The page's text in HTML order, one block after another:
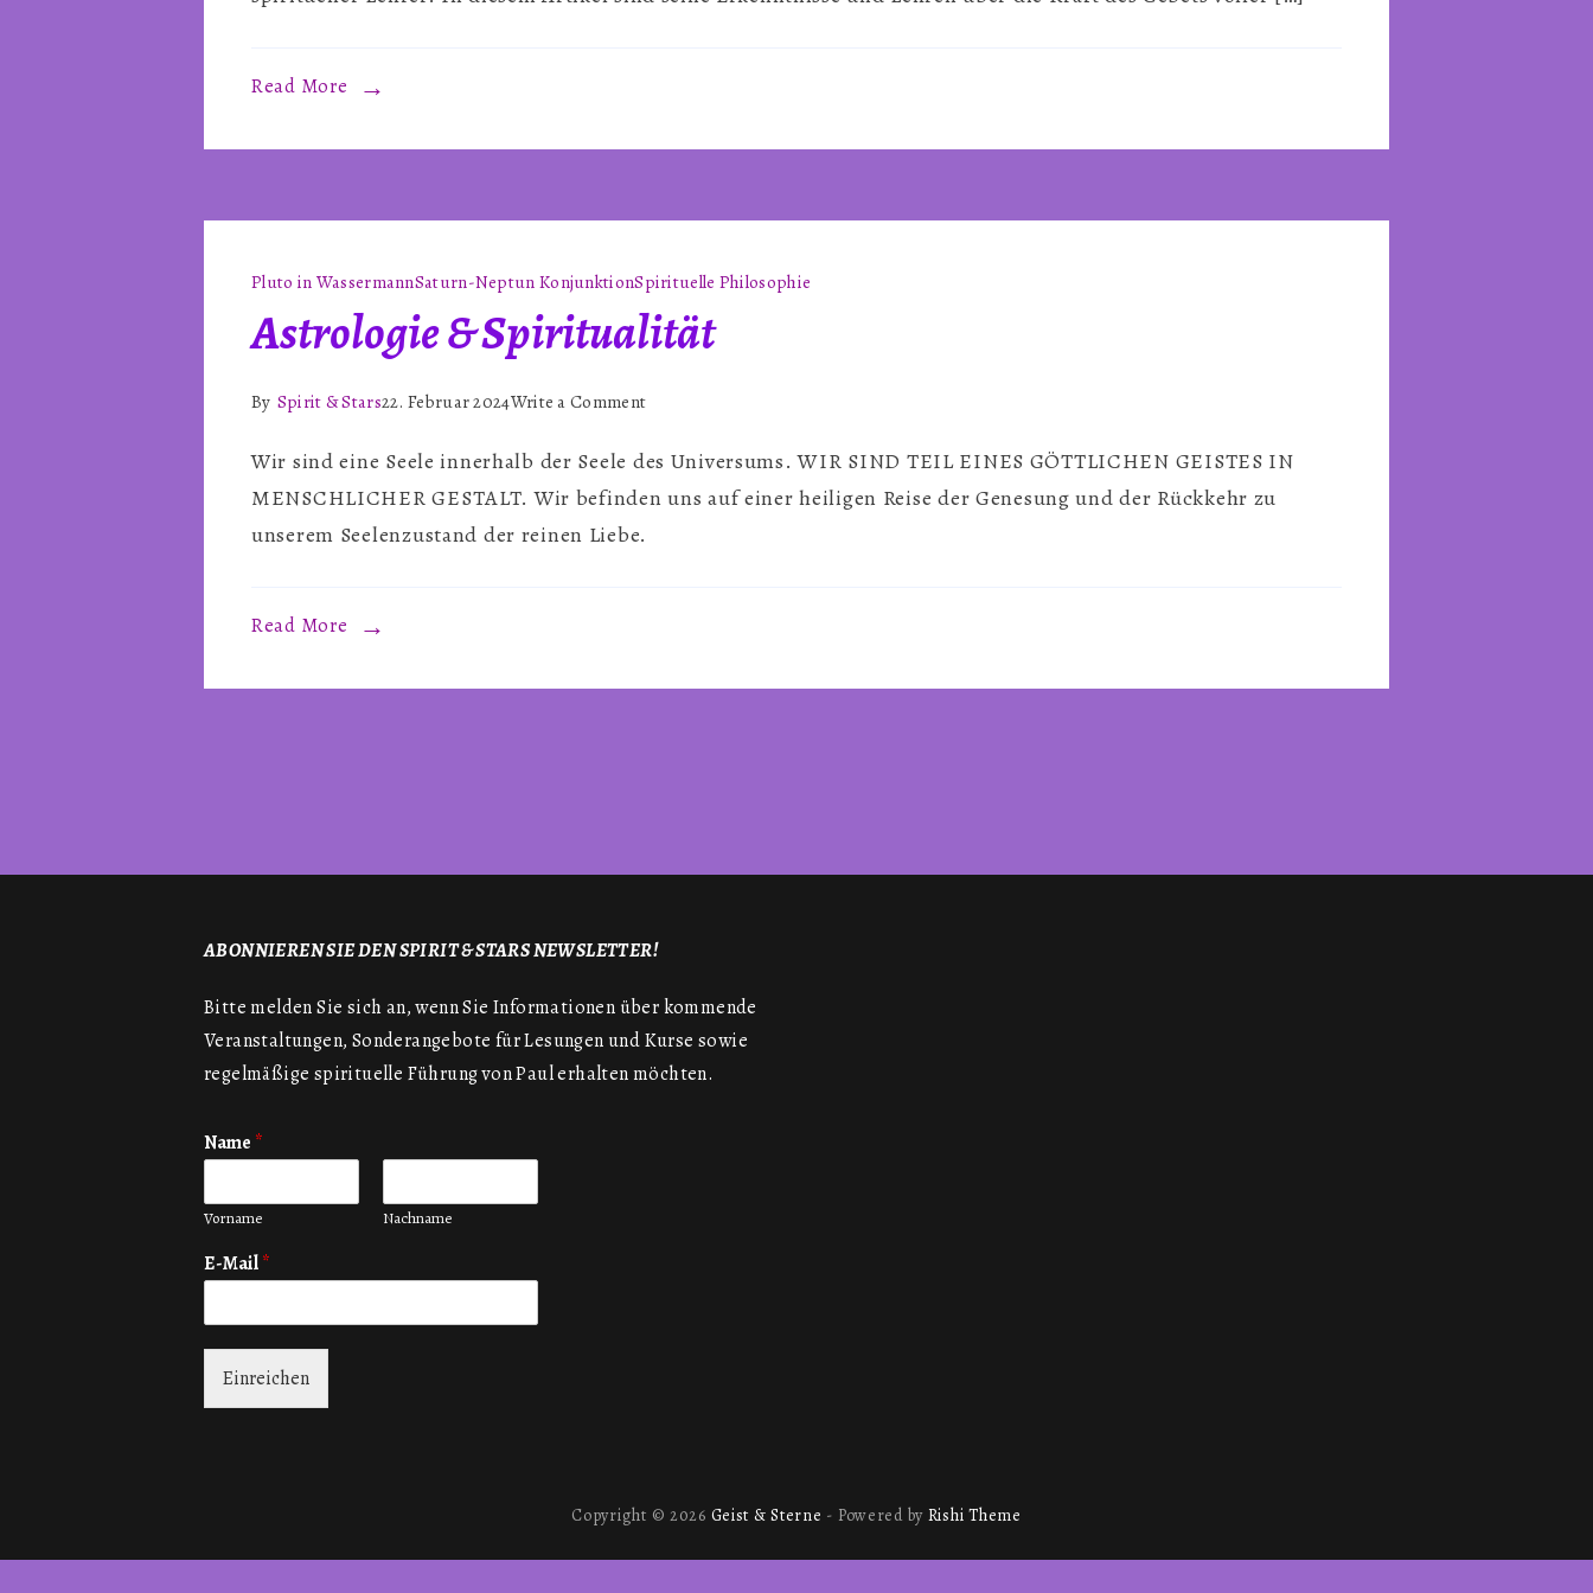
Read More
Pluto in WassermannSaturn-Neptun KonjunktionSpirituelle Philosophie
Astrologie & Spiritualität
By Spirit & Stars22. Februar 2024Write a Commenton
&
Spiritualität
Wir sind eine Seele innerhalb der Seele des Universums. WIR SIND TEIL EINES GÖTTLICHEN GEISTES IN
MENSCHLICHER GESTALT. Wir befinden uns auf einer heiligen Reise der Genesung und der Rückkehr zu
unserem Seelenzustand der reinen Liebe.
Read More
ABONNIEREN SIE DEN SPIRIT & STARS NEWSLETTER!
Bitte melden Sie sich an, wenn Sie Informationen über kommende
Veranstaltungen, Sonderangebote für Lesungen und Kurse sowie
regelmäßige spirituelle Führung von Paul erhalten möchten.
Name *
Vorname Nachname
E-Mail*
Einreichen
Copyright © 2026 Geist & Sterne - Powered by Rishi Theme